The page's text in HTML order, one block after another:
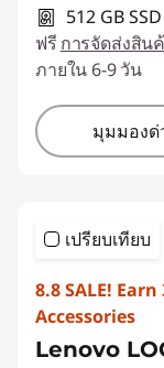
512 GB
ฟรี การจัดส่งสิน
ภายใน 6-9 วัน
มุมมองด่
เปรียบเทียบ
8.8 SALE!
Accessories
Lenovo